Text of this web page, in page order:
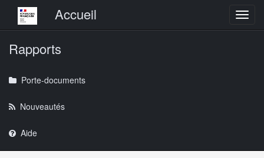
Menu principalAccueil
Rapports
Porte-documents
Nouveautés
Aide